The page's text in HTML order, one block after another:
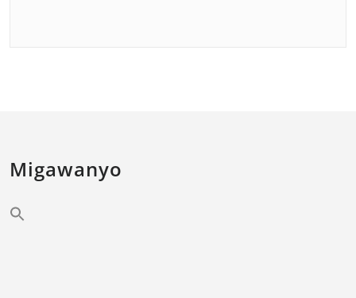
Migawanyo